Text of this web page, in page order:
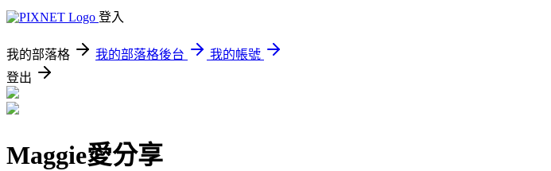
登入
我的部落格 我的部落格後台
我的帳號
登出
Maggie愛分享